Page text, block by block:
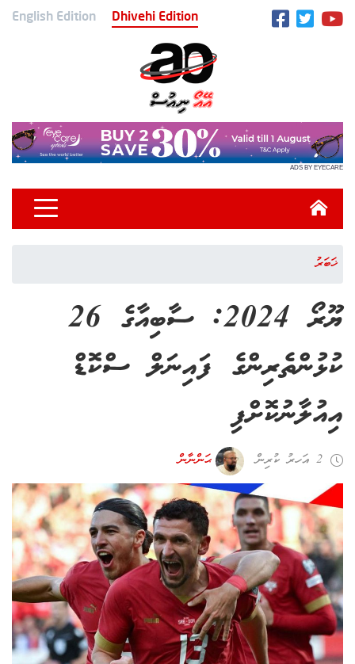
English Edition Dhivehi Edition
ADS BY EYECARE
ޚަބަރު
ޔޫރޯ 2024: ސާބިއާގެ 26
ކުޅުންތެރިންގެ ފައިނަލް ސްކޮޑް
އިއުލާނުކޮށްފި
2 އަހރު ކުރިން ޙަންނާން